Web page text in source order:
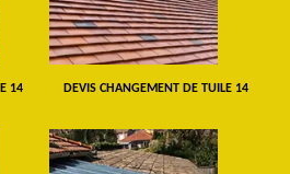
14 DEVIS CHANGEMENT DE TUILE 14